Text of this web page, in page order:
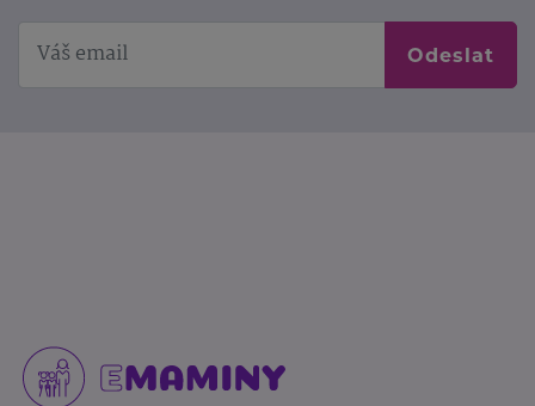
Odeslat